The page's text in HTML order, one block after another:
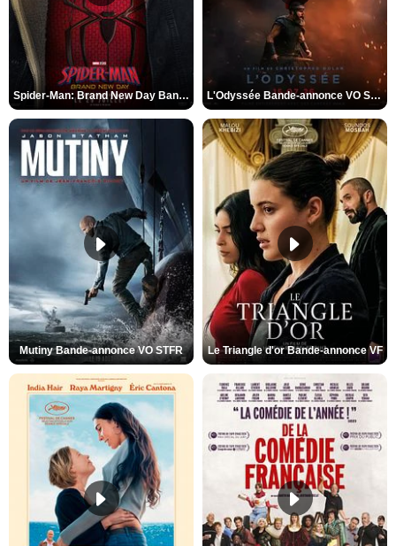
Spider-Man: Brand New Day Bande-annonce VO STFR L'Odyssée Bande-annonce VO STFR
Mutiny Bande-annonce VO STFR Le Triangle d'or Bande-annonce VF